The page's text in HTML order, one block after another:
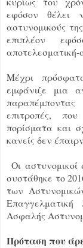
εφόσον θέλει
αστυνομικούς
επιπλέον
Μέχρι
εμφάνιζε μια
επιτροπές,
πορίσματα και
κανείς δεν
Οι
συστάθηκε το
των
Επαγγελματική
Ασφαλής
Πρόταση που